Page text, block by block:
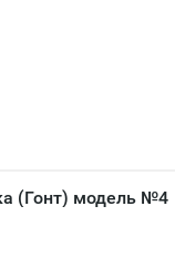
(Гонт) модель №4